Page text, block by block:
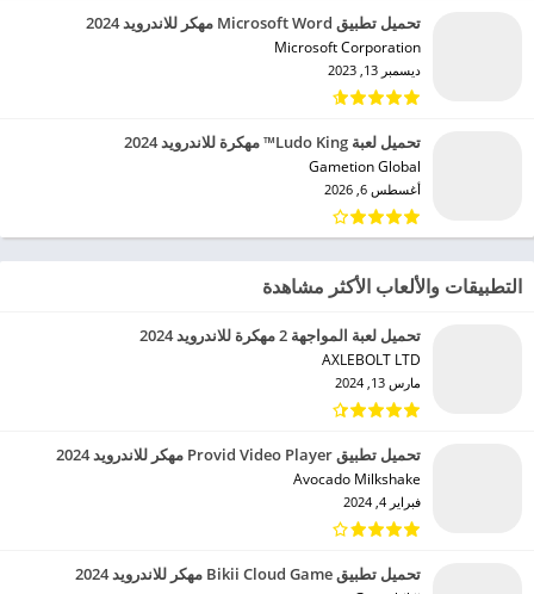
تحميل تطبيق Microsoft Word مهكر للاندرويد 2024
Microsoft Corporation‏
ديسمبر 13, 2023
تحميل لعبة Ludo King™ مهكرة للاندرويد 2024
Gametion Global‏
أغسطس 6, 2026
التطبيقات والألعاب الأكثر مشاهدة
تحميل لعبة المواجهة 2 مهكرة للاندرويد 2024
AXLEBOLT LTD‏
مارس 13, 2024
تحميل تطبيق Provid Video Player مهكر للاندرويد 2024
Avocado Milkshake‏
فبراير 4, 2024
تحميل تطبيق Bikii Cloud Game مهكر للاندرويد 2024